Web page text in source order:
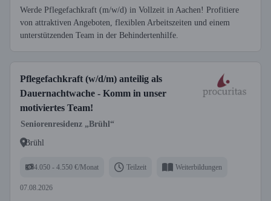
Werde Pflegefachkraft (m/w/d) in Vollzeit in Aachen! Profitiere
von attraktiven Angeboten, flexiblen Arbeitszeiten und einem
unterstützenden Team in der Behindertenhilfe.
Pflegefachkraft (w/d/m) anteilig als
Dauernachtwache - Komm in unser
motiviertes Team!
Seniorenresidenz „Brühl“
Brühl
4.050 - 4.550 €/Monat Teilzeit Weiterbildungen
07.08.2026